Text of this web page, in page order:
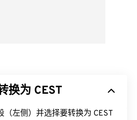
换为 CEST
（左侧）并选择要转换为 CEST